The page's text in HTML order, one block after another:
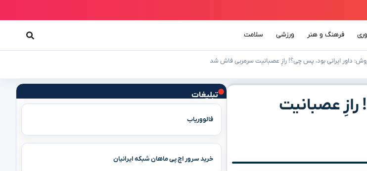
فرهنگ و هنر ورزشی سلامت
داور ایرانی بود، پس چی؟! رازِ عصبانیت سرمربی فاش شد
تبلیغات
فالووریاب
خرید سرور اچ پی ماهان شبکه ایرانیان
عصبانیت